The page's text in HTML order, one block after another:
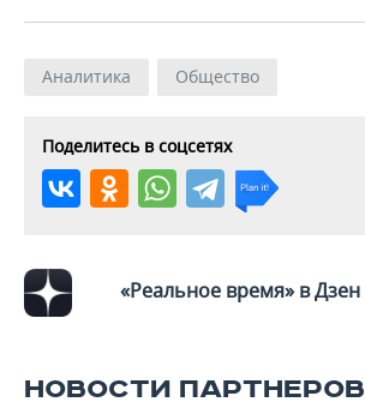
Аналитика Общество
Поделитесь в соцсетях
«Реальное время» в Дзен
НОВОСТИ ПАРТНЕРОВ